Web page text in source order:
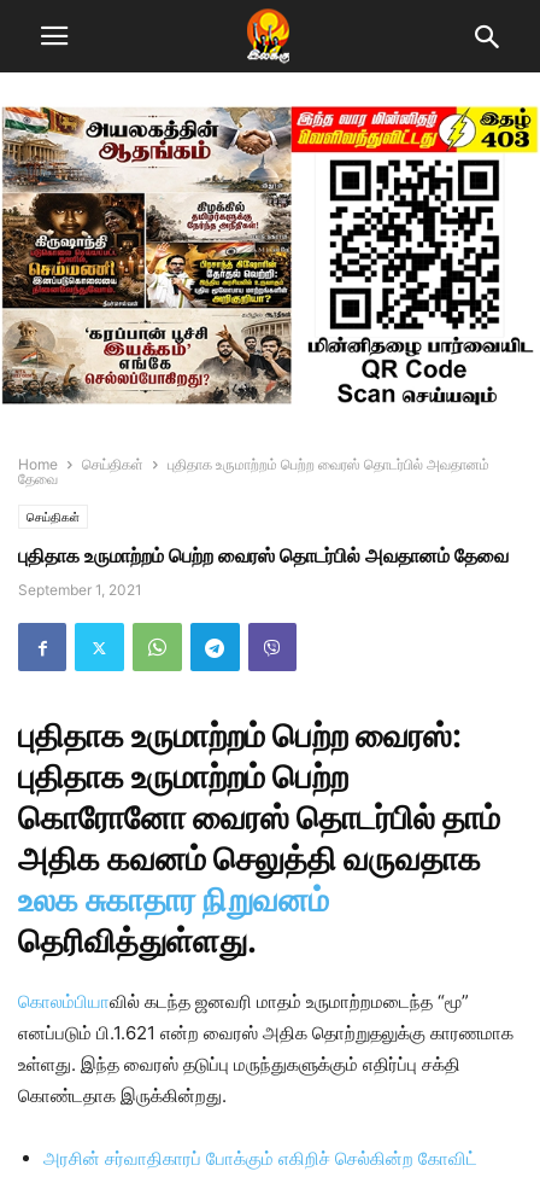
Home செய்திகள்
புதிதாக உருமாற்றம் பெற்ற வைரஸ் தொடர்பில் அவதானம்
தேவை
செய்திகள்
புதிதாக உருமாற்றம் பெற்ற வைரஸ் தொடர்பில் அவதானம் தேவை
September 1, 2021
புதிதாக உருமாற்றம் பெற்ற வைரஸ்:
புதிதாக உருமாற்றம் பெற்ற
கொரோனோ வைரஸ் தொடர்பில் தாம்
அதிக கவனம் செலுத்தி வருவதாக
உலக சுகாதார நிறுவனம்
தெரிவித்துள்ளது.
கொலம்பியாவில் கடந்த ஜனவரி மாதம் உருமாற்றமடைந்த “மூ”
எனப்படும் பி.1.621 என்ற வைரஸ் அதிக தொற்றுதலுக்கு காரணமாக
உள்ளது. இந்த வைரஸ் தடுப்பு மருந்துகளுக்கும் எதிர்ப்பு சக்தி
கொண்டதாக இருக்கின்றது.
அரசின் சர்வாதிகாரப் போக்கும் எகிறிச் செல்கின்ற கோவிட்